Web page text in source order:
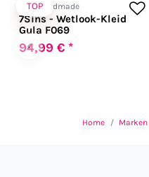
‹
TOP
Noir Handmade
7Sins - Wetlook-Kleid
Gula F069
94,99 € *
Home Marken